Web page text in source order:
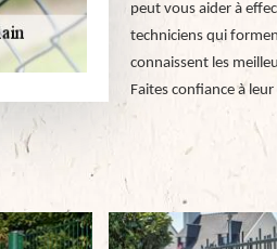
peut vous aider à
techniciens qui
connaissent les
Faites confiance à